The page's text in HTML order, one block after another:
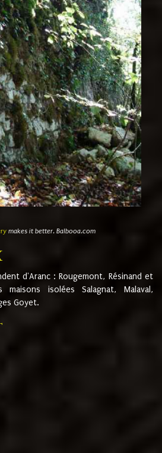
makes it better. Balbooa.com
d'Aranc : Rougemont, Résinand et
isolées Salagnat, Malaval,
Goyet.